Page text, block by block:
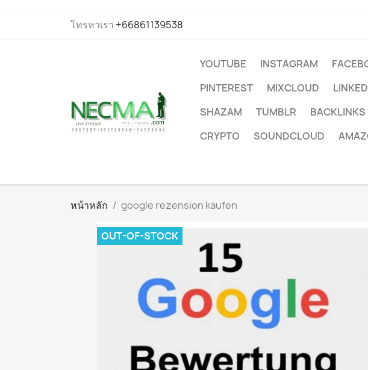
โทรหาเรา +66861139538
YOUTUBE INSTAGRAM
PINTEREST
MIXCLOUD
SHAZAM
TUMBLR BACKLINKS
CRYPTO
SOUNDCLOUD
หน้าหลัก google rezension kaufen
OUT-OF-STOCK